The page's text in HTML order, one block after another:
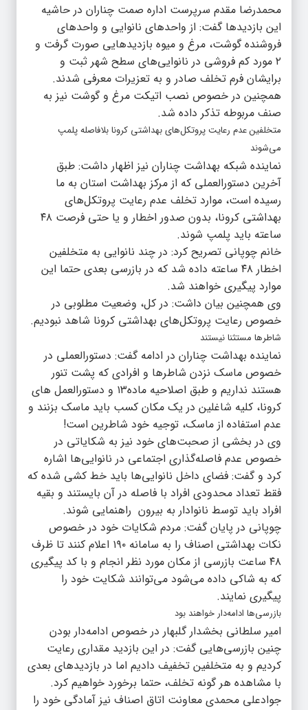
محمدرضا مقدم سرپرست اداره صمت چناران در حاشیه
این بازدیدها گفت: از واحدهای نانوایی و واحدهای
فروشنده گوشت، مرغ و میوه بازدیدهایی صورت گرفت و
۲ مورد کم فروشی در نانوایی‌های سطح شهر ثبت و
برایشان فرم تخلف صادر و به تعزیرات معرفی شدند.
همچنین در خصوص نصب اتیکت مرغ و گوشت نیز به
صنف مربوطه تذکر داده شد.
متخلفین عدم رعایت پروتکل‌های بهداشتی کرونا بلافاصله پلمپ
می‌شوند
نماینده شبکه بهداشت چناران نیز اظهار داشت: طبق
آخرین دستورالعملی که از مرکز بهداشت استان به ما
رسیده است، موارد تخلف عدم رعایت پروتکل‌های
بهداشتی کرونا، بدون صدور اخطار و یا حتی فرصت ۴۸
ساعته باید پلمپ شوند.
خانم چوپانی تصریح کرد: در چند نانوایی به متخلفین
اخطار ۴۸ ساعته داده شد که در بازرسی بعدی حتما این
موارد پیگیری خواهند شد.
وی همچنین بیان داشت: در کل، وضعیت مطلوبی در
خصوص رعایت پروتکل‌های بهداشتی کرونا شاهد نبودیم.
شاطرها مستثنا نیستند
نماینده بهداشت چناران در ادامه گفت: دستورالعملی در
خصوص ماسک نزدن شاطرها و افرادی که پشت تنور
هستند نداریم و طبق اصلاحیه ماده۱۳ و دستورالعمل های
کرونا، کلیه شاغلین در یک مکان کسب باید ماسک بزنند و
عدم استفاده از ماسک، توجیه خود شاطرین است!
وی در بخشی از صحبت‌های خود نیز به شکایاتی در
خصوص عدم فاصله‌گذاری اجتماعی در نانوایی‌ها اشاره
کرد و گفت: فضای داخل نانوایی‌ها باید خط کشی شده که
فقط تعداد محدودی افراد با فاصله در آن بایستند و بقیه
افراد باید توسط نانوادار به بیرون راهنمایی شوند.
چوپانی در پایان گفت: مردم شکایات خود در خصوص
نکات بهداشتی اصناف را به سامانه ۱۹۰ اعلام کنند تا ظرف
۴۸ ساعت بازرسی از مکان مورد نظر انجام و با کد پیگیری
که به شاکی داده می‌شود می‌توانند شکایت خود را
پیگیری نمایند.
بازرسی‌ها ادامه‌دار خواهند بود
امیر سلطانی بخشدار گلبهار در خصوص ادامه‌دار بودن
چنین بازرسی‌هایی گفت: در این بازدید مقداری رعایت
کردیم و به متخلفین تخفیف دادیم اما در بازدیدهای بعدی
با مشاهده هر گونه تخلف، حتما برخورد خواهیم کرد.
جوادعلی محمدی معاونت اتاق اصناف نیز آمادگی خود را